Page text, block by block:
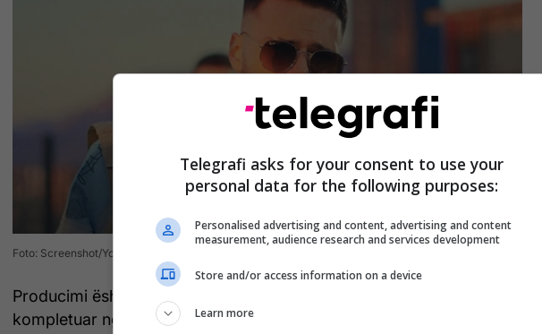
Foto: Screenshot/YouTube
Producimi është realizuar nga John Vare Ride me video të
kompletuar nga Edlira Baholli.
Telegrafi asks for your consent to use your
personal data for the following purposes:
Personalised advertising and content, advertising and content
measurement, audience research and services development
Store and/or access information on a device
Learn more